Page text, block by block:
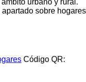
sobre hogares
Código QR: